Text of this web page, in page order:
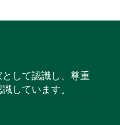
して認識し、尊重
しています。